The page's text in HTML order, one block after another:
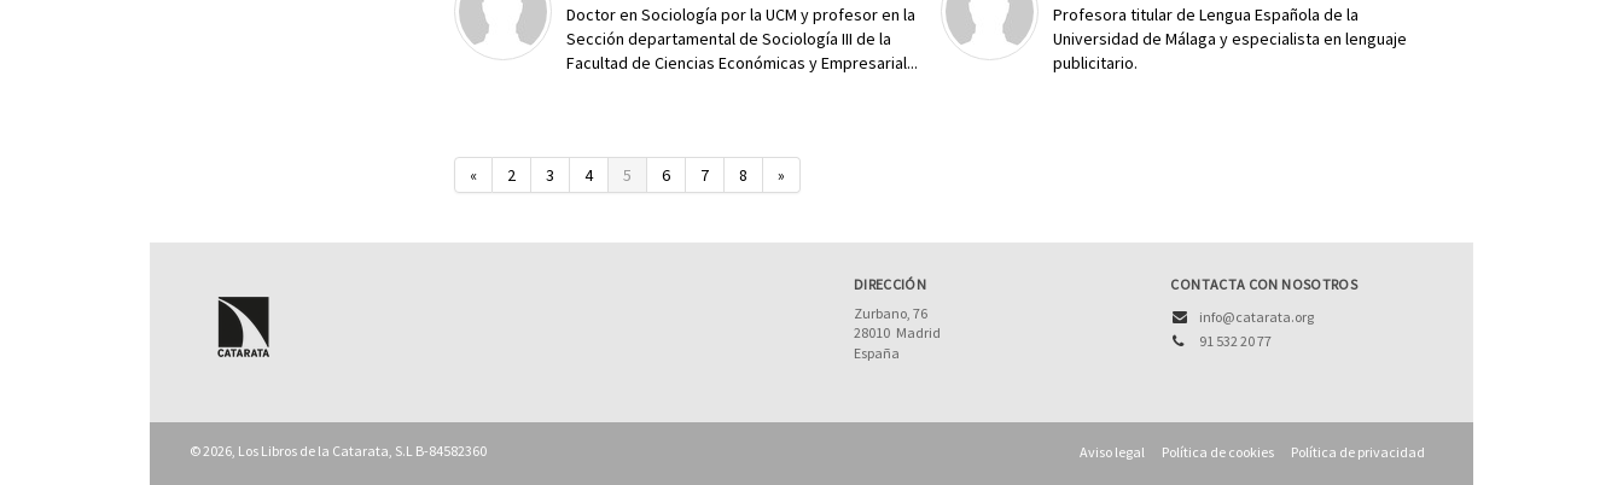
Doctor en Sociología por la UCM y profesor en la
Sección departamental de Sociología III de la
Facultad de Ciencias Económicas y Empresarial...
Profesora titular de Lengua Española de la
Universidad de Málaga y especialista en lenguaje
publicitario.
« 2 3 4 5 6 7 8 »
DIRECCIÓN
Zurbano, 76
28010 Madrid
España
CONTACTA CON NOSOTROS
info@catarata.org
91 532 20 77
© 2026, Los Libros de la Catarata, S.L B-84582360 Aviso legal Política de cookies Política de privacidad